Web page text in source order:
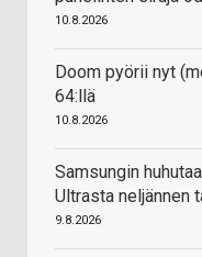
10.8.2026
Doom pyörii nyt
64:llä
10.8.2026
Samsungin
Ultrasta neljännen
9.8.2026